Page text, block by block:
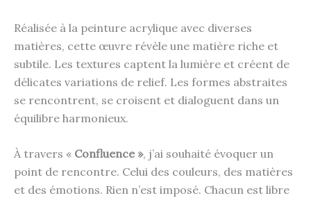
Réalisée à la peinture acrylique avec diverses
matières, cette œuvre révèle une matière riche et
subtile. Les textures captent la lumière et créent de
délicates variations de relief. Les formes abstraites
se rencontrent, se croisent et dialoguent dans un
équilibre harmonieux.
À travers « Confluence », j’ai souhaité évoquer un
point de rencontre. Celui des couleurs, des matières
et des émotions. Rien n’est imposé. Chacun est libre